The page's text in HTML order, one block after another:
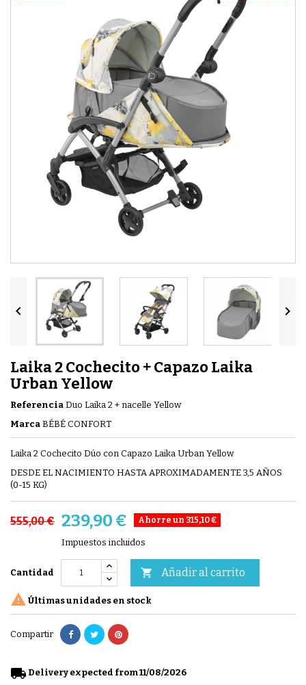
 
Laika 2 Cochecito + Capazo Laika
Urban Yellow
Referencia Duo Laika 2 + nacelle Yellow
Marca BÉBÉ CONFORT
Laika 2 Cochecito Dúo con Capazo Laika Urban Yellow
DESDE EL NACIMIENTO HASTA APROXIMADAMENTE 3,5 AÑOS
(0-15 KG)
555,00 € 239,90 € Ahorre un 315,10 €
Impuestos incluidos
Cantidad  Añadir al carrito
 Últimas unidades en stock
Compartir
local_shipping Delivery expected from 11/08/2026